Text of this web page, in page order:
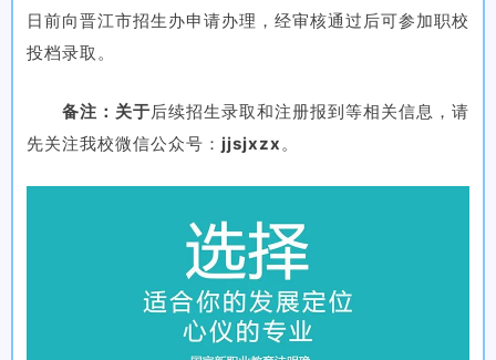
日前向晋江市招生办申请办理，经审核通过后可参加职校
投档录取。
备注：关于后续招生录取和注册报到等相关信息，请
先关注我校微信公众号： jjsjxzx 。